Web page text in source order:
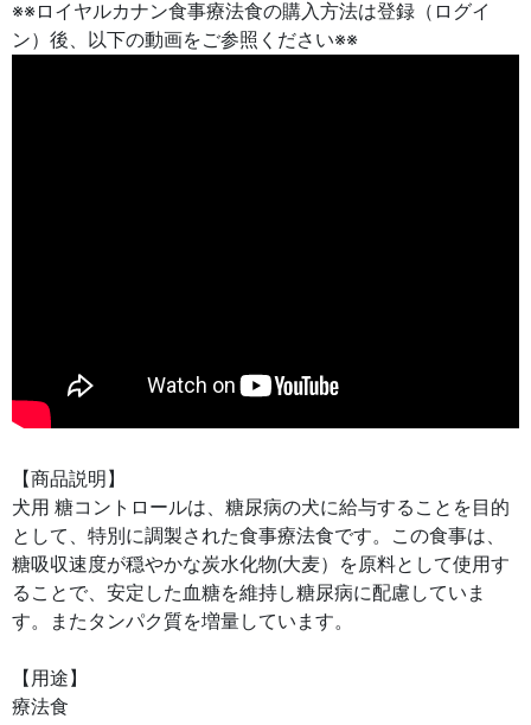
※※ロイヤルカナン食事療法食の購入方法は登録（ログイ
ン）後、以下の動画をご参照ください※※
【商品説明】
犬用 糖コントロールは、糖尿病の犬に給与することを目的
として、特別に調製された食事療法食です。この食事は、
糖吸収速度が穏やかな炭水化物(大麦）を原料として使用す
ることで、安定した血糖を維持し糖尿病に配慮していま
す。またタンパク質を増量しています。
【用途】
療法食